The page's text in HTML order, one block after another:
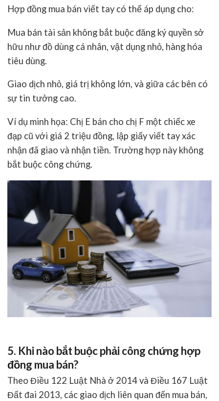
Hợp đồng mua bán viết tay có thể áp dụng cho:
Mua bán tài sản không bắt buộc đăng ký quyền sở
hữu như đồ dùng cá nhân, vật dụng nhỏ, hàng hóa
tiêu dùng.
Giao dịch nhỏ, giá trị không lớn, và giữa các bên có
sự tin tưởng cao.
Ví dụ minh họa: Chị E bán cho chị F một chiếc xe
đạp cũ với giá 2 triệu đồng, lập giấy viết tay xác
nhận đã giao và nhận tiền. Trường hợp này không
bắt buộc công chứng.
5. Khi nào bắt buộc phải công chứng hợp
đồng mua bán?
Theo Điều 122 Luật Nhà ở 2014và Điều 167 Luật
Đất đai 2013, các giao dịch liên quan đến mua bán,